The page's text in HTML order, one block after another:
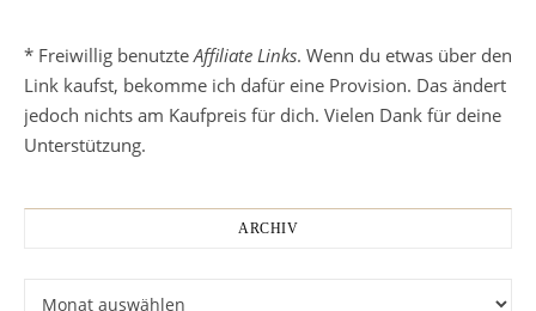
* Freiwillig benutzte Affiliate Links. Wenn du etwas über den
Link kaufst, bekomme ich dafür eine Provision. Das ändert
jedoch nichts am Kaufpreis für dich. Vielen Dank für deine
Unterstützung.
ARCHIV